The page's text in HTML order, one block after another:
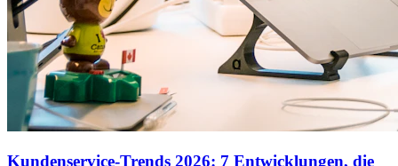
Kundenservice-Trends 2026: 7 Entwicklungen, die